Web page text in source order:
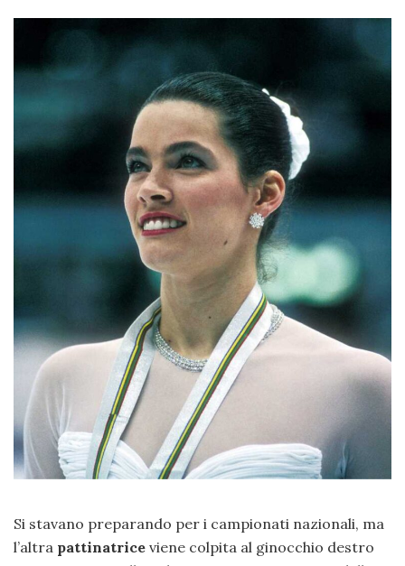
Si stavano preparando per i campionati nazionali, ma
l’altra pattinatrice viene colpita al ginocchio destro